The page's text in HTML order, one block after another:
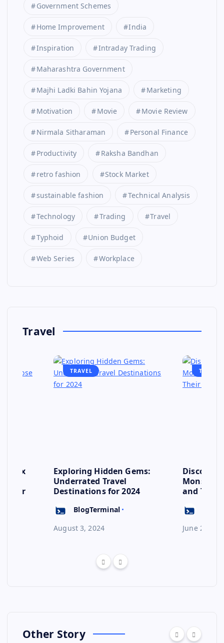
Government Schemes
Home Improvement India
Inspiration Intraday Trading
Maharashtra Government
Majhi Ladki Bahin Yojana Marketing
Motivation Movie Movie Review
Nirmala Sitharaman Personal Finance
Productivity Raksha Bandhan
retro fashion Stock Market
sustainable fashion Technical Analysis
Technology Trading Travel
Typhoid Union Budget
Web Series Workplace
Travel
Six
for
TRAVEL
Exploring Hidden Gems:
Underrated Travel
Destinations for 2024
BlogTerminal
August 3, 2024
TRAVEL
Discover
and Their
June 23,
Other Story